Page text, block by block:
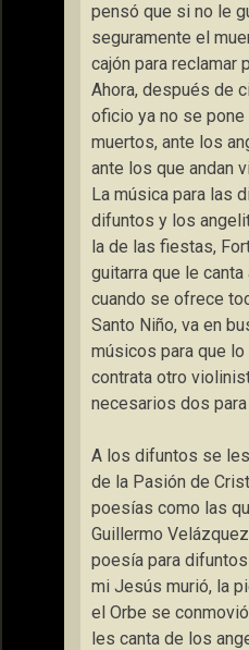
pensó que si no le
seguramente el
cajón para reclamar
Ahora, después de
oficio ya no se
muertos, ante los
ante los que andan
La música para las
difuntos y los
la de las fiestas,
guitarra que le
cuando se ofrece
Santo Niño, va en
músicos para que lo
contrata otro
necesarios dos
A los difuntos se
de la Pasión de
poesías como las
Guillermo
poesía para difuntos
mi Jesús murió, la
el Orbe se
les canta de los